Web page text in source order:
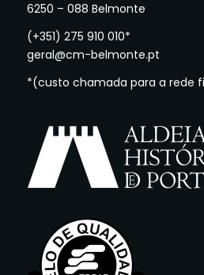
6250 – 088 Belmonte
(+351) 275 910 010*
geral@cm-belmonte.pt
*(custo chamada para a rede